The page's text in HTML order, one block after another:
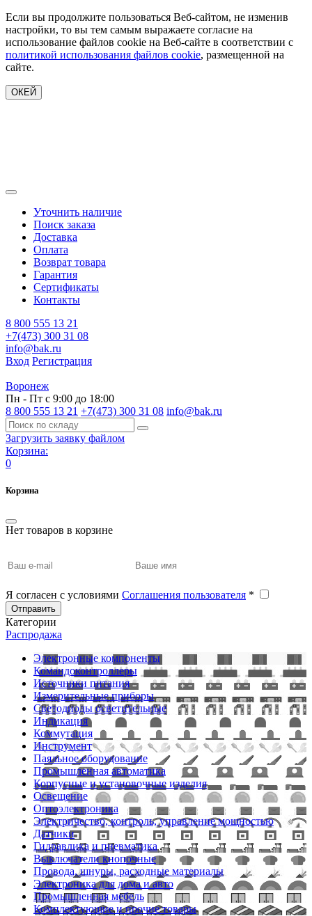
Если вы продолжите пользоваться Веб-сайтом, не изменив
настройки, то вы тем самым выражаете согласие на
использование файлов cookie на Веб-сайте в соответствии с
политикой использования файлов cookie, размещенной на
сайте.
ОКЕЙ
Уточнить наличие
Поиск заказа
Доставка
Оплата
Возврат товара
Гарантия
Сертификаты
Контакты
8 800 555 13 21
+7(473) 300 31 08
info@bak.ru
Вход Регистрация
Воронеж
Пн - Пт с 9:00 до 18:00
8 800 555 13 21 +7(473) 300 31 08 info@bak.ru
Загрузить заявку файлом
Корзина:
0
Корзина
Нет товаров в корзине
Я согласен с условиями Соглашения пользователя *
Отправить
Категории
Распродажа
Электронные компоненты
Командоконтроллеры
Источники питания
Измерительные приборы
Светодиоды осветительные
Индикация
Коммутация
Инструмент
Паяльное оборудование
Промышленная автоматика
Корпусные и установочные изделия
Освещение
Оптоэлектроника
Электричество, контроль, управление мощностью
Датчики
Гидравлика и пневматика
Выключатели кнопочные
Провода, шнуры, расходные материалы
Электроника для дома и авто
Промышленная мебель
Комплектующие и прочие товары